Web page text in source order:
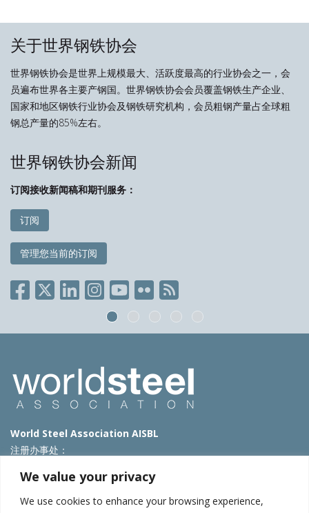
We value your privacy
We use cookies to enhance your browsing experience,
关于世界钢铁协会
世界钢铁协会是世界上规模最大、活跃度最高的行业协会之一，会
员遍布世界各主要产钢国。世界钢铁协会会员覆盖钢铁生产企业、
国家和地区钢铁行业协会及钢铁研究机构，会员粗钢产量占全球粗
钢总产量的85%左右。
世界钢铁协会新闻
订阅接收新闻稿和期刊服务：
订阅
管理您当前的订阅
World Steel Association AISBL
注册办事处：
T: +32 2 702 89 00 – E:steel@worldsteel.org